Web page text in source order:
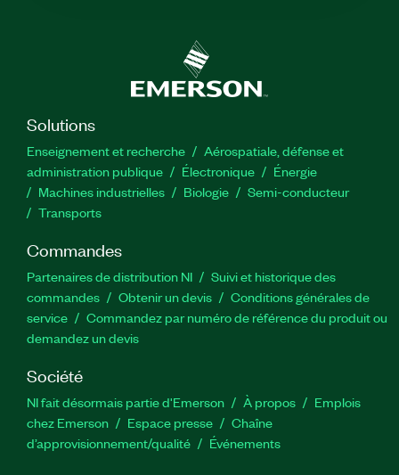
Solutions
Enseignement et recherche
Aérospatiale, défense et
administration publique
Électronique
Énergie​
Machines industrielles
Biologie
Semi-conducteur
Transports
Commandes
Partenaires de distribution NI
Suivi et historique des
commandes
Obtenir un devis
Conditions générales de
service
Commandez par numéro de référence du produit ou
demandez un devis
Société
NI fait désormais partie d'Emerson À propos
Emplois
chez Emerson
Espace presse
Chaîne
d’approvisionnement/qualité
Événements